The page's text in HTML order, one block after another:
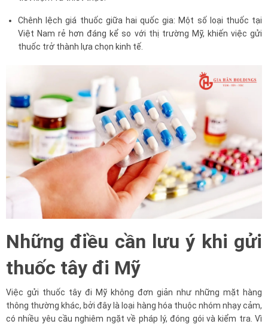
Chênh lệch giá thuốc giữa hai quốc gia: Một số loại thuốc tại
Việt Nam rẻ hơn đáng kể so với thị trường Mỹ, khiến việc gửi
thuốc trở thành lựa chọn kinh tế.
Những điều cần lưu ý khi gửi
thuốc tây đi Mỹ
Việc gửi thuốc tây đi Mỹ không đơn giản như những mặt hàng
thông thường khác, bởi đây là loại hàng hóa thuộc nhóm nhạy cảm,
có nhiều yêu cầu nghiêm ngặt về pháp lý, đóng gói và kiểm tra. Vì